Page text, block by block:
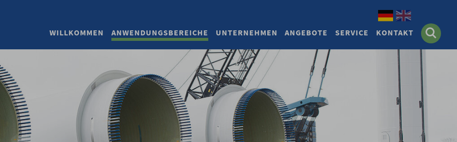
DeutschEnglish
WILLKOMMEN
ANWENDUNGSBEREICHE UNTERNEHMEN ANGEBOTE SERVICE KONTAKT